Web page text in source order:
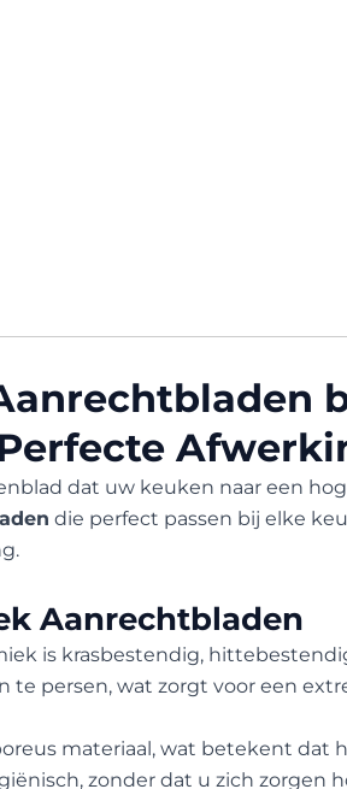
dat uw keuken naar een
die perfect passen bij elke
Aanrechtbladen
is krasbestendig,
persen, wat zorgt voor een
materiaal, wat betekent
zonder dat u zich zorgen